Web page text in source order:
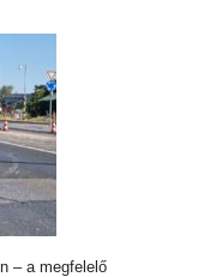
– a megfelelő